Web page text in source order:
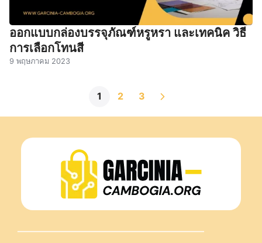
ออกแบบกล่องบรรจุภัณฑ์หรูหรา และเทคนิค วิธี
การเลือกโทนสี
9 พฤษภาคม 2023
1 2 3